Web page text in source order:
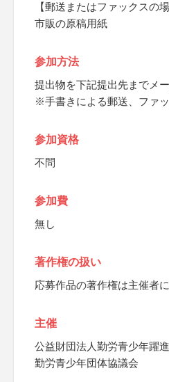
【郵送またはファックスの場
市販の原稿用紙
参加方法
提出物を下記提出先までメ
※手書きによる郵送、ファ
参加資格
不問
参加費
無し
著作権の扱い
応募作品の著作権は主催者
主催
公益財団法人勤労青少年躍
勤労青少年団体協議会